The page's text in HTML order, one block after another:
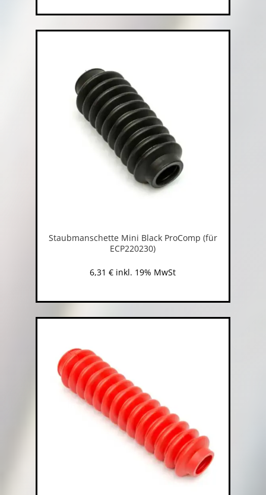
Staubmanschette Mini Black ProComp (für
ECP220230)
6,31€ inkl. 19% MwSt